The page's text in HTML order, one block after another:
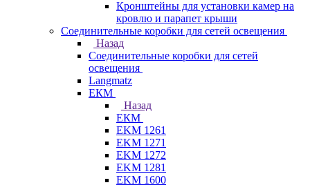
Кронштейны для установки камер на
кровлю и парапет крыши
Соединительные коробки для сетей освещения
Назад
Соединительные коробки для сетей
освещения
Langmatz
ЕКМ
Назад
ЕКМ
EKM 1261
EKM 1271
EKM 1272
EKM 1281
EKM 1600